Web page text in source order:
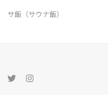
サ飯（サウナ飯）